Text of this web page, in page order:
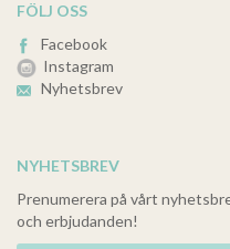
FÖLJ OSS
Facebook
Instagram
Nyhetsbrev
NYHETSBREV
Prenumerera på vårt
och erbjudanden!